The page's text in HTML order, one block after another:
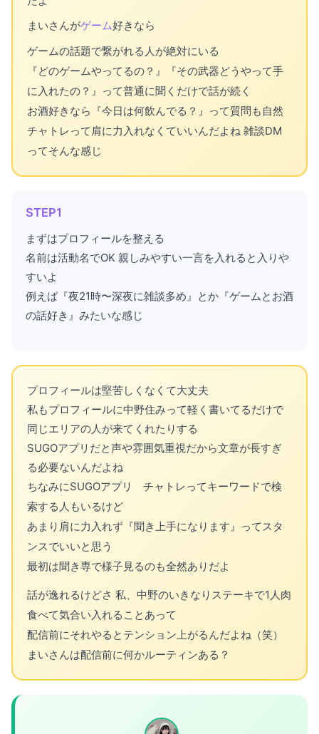
まいさんがゲーム好きなら
ゲームの話題で繋がれる人が絶対にいる
『どのゲームやってるの？』『その武器どうやって手
に入れたの？』って普通に聞くだけで話が続く
お酒好きなら『今日は何飲んでる？』って質問も自然
チャトレって肩に力入れなくていいんだよね 雑談DM
ってそんな感じ
STEP1
まずはプロフィールを整える
名前は活動名でOK 親しみやすい一言を入れると入りや
すいよ
例えば『夜21時〜深夜に雑談多め』とか『ゲームとお酒
の話好き』みたいな感じ
プロフィールは堅苦しくなくて大丈夫
私もプロフィールに中野住みって軽く書いてるだけで
同じエリアの人が来てくれたりする
SUGOアプリだと声や雰囲気重視だから文章が長すぎ
る必要ないんだよね
ちなみにSUGOアプリ チャトレってキーワードで検
索する人もいるけど
あまり肩に力入れず『聞き上手になります』ってスタ
ンスでいいと思う
最初は聞き専で様子見るのも全然ありだよ
話が逸れるけどさ 私、中野のいきなりステーキで1人肉
食べて気合い入れることあって
配信前にそれやるとテンション上がるんだよね（笑）
まいさんは配信前に何かルーティンある？